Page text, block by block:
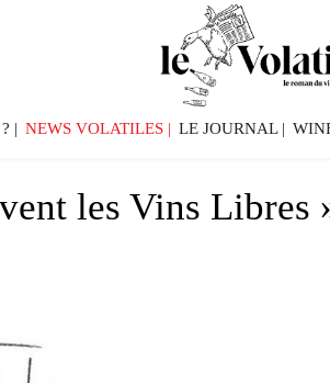
NEWS VOLATILES LE JOURNAL
les Vins Libres